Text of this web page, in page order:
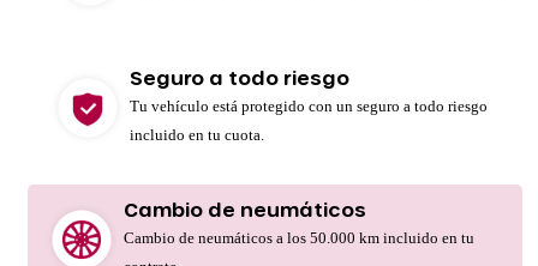
Seguro a todo riesgo
Tu vehículo está protegido con un seguro a todo riesgo
incluido en tu cuota.
Cambio de neumáticos
Cambio de neumáticos a los 50.000 km incluido en tu